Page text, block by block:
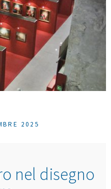
2025
nel disegno